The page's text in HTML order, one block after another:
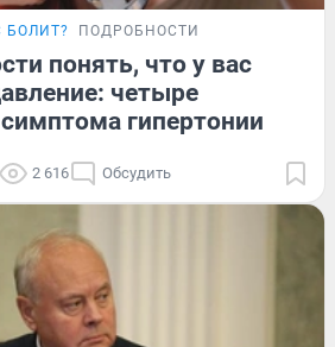
БОЛИТ? ПОДРОБНОСТИ
понять, что у вас
четыре
гипертонии
2 616 Обсудить